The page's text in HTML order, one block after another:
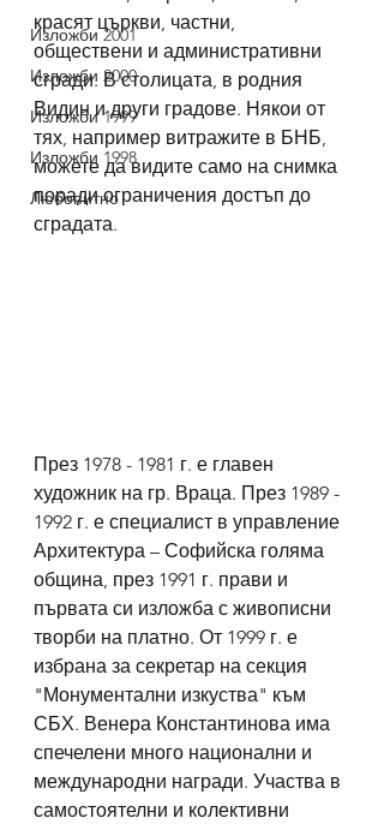
Изложби 2001
Изложби 2000
Изложби 1999
Изложби 1998
Любопитно
красят църкви, частни,
обществени и административни
сгради. В столицата, в родния
Видин и други градове. Някои от
тях, например витражите в БНБ,
можете да видите само на снимка
поради ограничения достъп до
сградата.
През 1978 - 1981 г. е главен
художник на гр. Враца. През 1989 -
1992 г. е специалист в управление
Архитектура – Софийска голяма
община, през 1991 г. прави и
първата си изложба с живописни
творби на платно. От 1999 г. е
избрана за секретар на секция
"Монументални изкуства" към
СБХ. Венера Константинова има
спечелени много национални и
международни награди. Участва в
самостоятелни и колективни